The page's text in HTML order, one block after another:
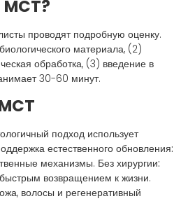
проводят подробную оценку.
материала, (2)
обработка, (3) введение в
30-60 минут.
подход использует
естественного обновления:
механизмы. Без хирургии:
возвращением к жизни.
волосы и регенеративный